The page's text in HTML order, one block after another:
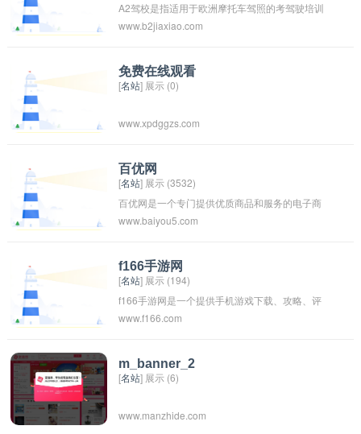
A2驾校是指适用于欧洲摩托车驾照的考驾驶培训
学校。在欧洲，A2驾照是适用于中档摩托车的驾
得。通过A2驾校的学习和培训，学员可以学习如
何安全地驾驶摩托车，并且为通过考试做好准
www.b2jiaxiao.com
免费在线观看
[名站] 展示 (0)
www.xpdggzs.com
百优网
[名站] 展示 (3532)
百优网是一个专门提供优质商品和服务的电子商
务平台，致力于为消费者提供高品质、高性价比
盖服装、家居用品、数码产品、美食等多个领
域，深受消费者喜爱和信赖。通过“百优网”，消
费者可以方便快捷地购买到他们需要的产品，享
受便利的网购体验。
www.baiyou5.com
f166手游网
[名站] 展示 (194)
f166手游网是一个提供手机游戏下载、攻略、评
测等服务的网站平台。用户可以在该网站上免费
息。网站致力于为玩家提供丰富的游戏资源和贴
心的服务，让玩家能够更好地享受手机游戏的乐
www.f166.com
m_banner_2
[名站] 展示 (6)
www.manzhide.com